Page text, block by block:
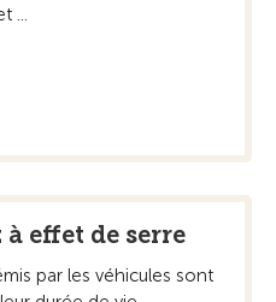
...
effet de serre
par les véhicules sont